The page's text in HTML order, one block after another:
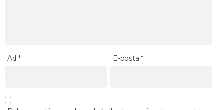
Ad * E-posta*